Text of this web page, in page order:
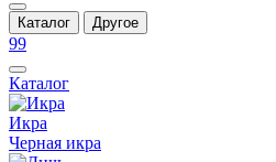
Каталог Другое
99
Каталог
Икра
Черная икра